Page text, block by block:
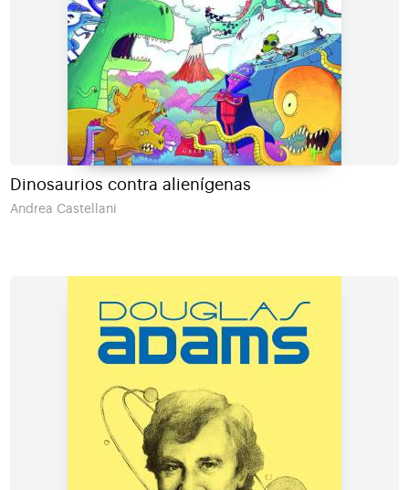
Dinosaurios contra alienígenas
Andrea Castellani